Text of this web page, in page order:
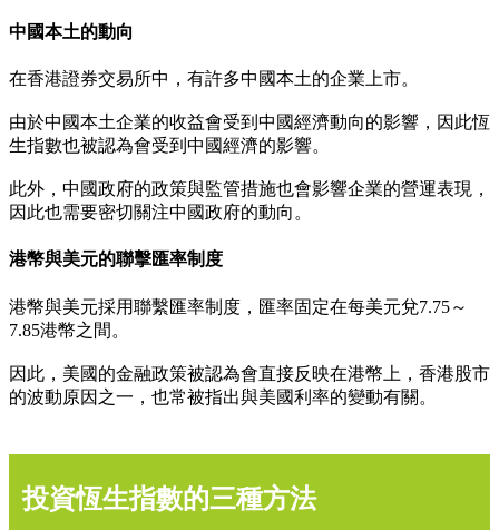
中國本土的動向
在香港證券交易所中，有許多中國本土的企業上市。
由於中國本土企業的收益會受到中國經濟動向的影響，因此恆
生指數也被認為會受到中國經濟的影響。
此外，中國政府的政策與監管措施也會影響企業的營運表現，
因此也需要密切關注中國政府的動向。
港幣與美元的聯擊匯率制度
港幣與美元採用聯繫匯率制度，匯率固定在每美元兌7.75～
7.85港幣之間。
因此，美國的金融政策被認為會直接反映在港幣上，香港股市
的波動原因之一，也常被指出與美國利率的變動有關。
投資恆生指數的三種方法